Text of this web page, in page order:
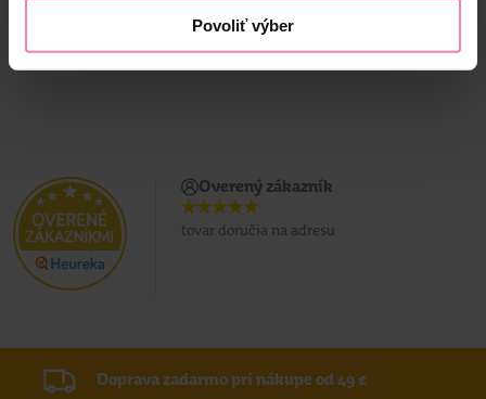
Povoliť výber
Overený zákazník
tovar doručia na adresu
Doprava zadarmo pri nákupe od 49 €